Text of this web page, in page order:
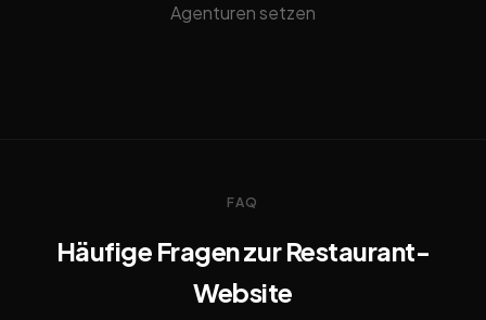
Agenturen setzen
FAQ
Häufige Fragen zur Restaurant-
Website